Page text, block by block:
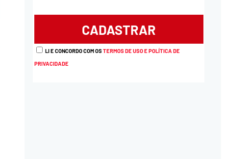
LI E CONCORDO COM OSTERMOS DE USO E POLÍTICA DE
PRIVACIDADE